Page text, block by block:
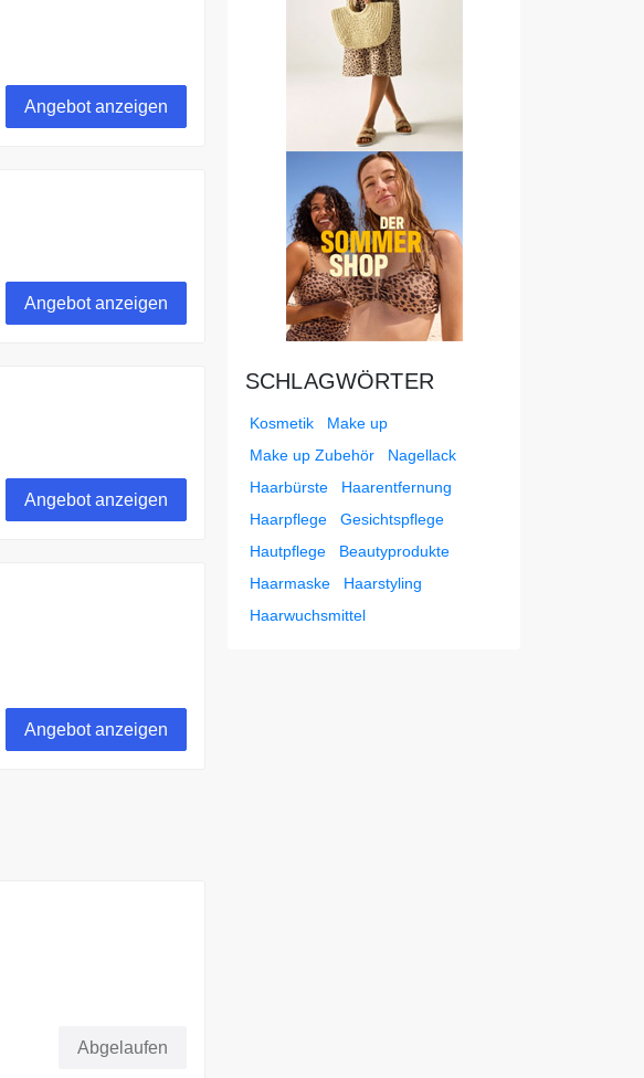
Angebot anzeigen
Angebot anzeigen
Angebot anzeigen
Angebot anzeigen
Abgelaufen
SCHLAGWÖRTER
Kosmetik
Make up
Make up Zubehör
Nagellack
Haarbürste
Haarentfernung
Haarpflege
Gesichtspflege
Hautpflege
Beautyprodukte
Haarmaske
Haarstyling
Haarwuchsmittel